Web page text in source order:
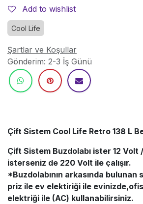
Add to wishlist
Cool Life
Şartlar ve Koşullar
Gönderim: 2-3 İş Günü
Çift Sistem Cool Life Retro 138 L
Çift Sistem Buzdolabı ister 12 Volt
isterseniz de 220 Volt ile çalışır.
*Buzdolabının arkasında
priz ile ev elektiriği ile
elektriği ile (AC) kullanabilirsiniz.